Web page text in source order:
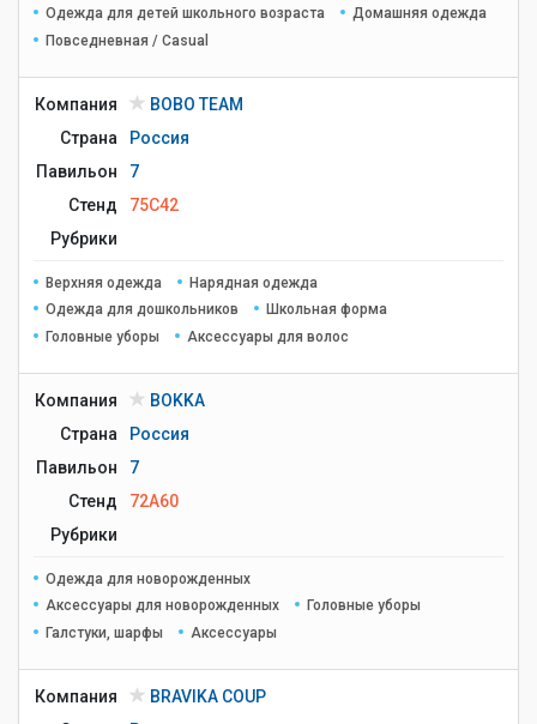
Одежда для детей школьного возраста
Домашняя одежда
Повседневная / Casual
Компания
BOBO TEAM
Страна
Россия
Павильон
7
Стенд
75C42
Рубрики
Верхняя одежда
Нарядная одежда
Одежда для дошкольников
Школьная форма
Головные уборы
Аксессуары для волос
Компания
BOKKA
Страна
Россия
Павильон
7
Стенд
72A60
Рубрики
Одежда для новорожденных
Аксессуары для новорожденных
Головные уборы
Галстуки, шарфы
Аксессуары
Компания
BRAVIKA COUP